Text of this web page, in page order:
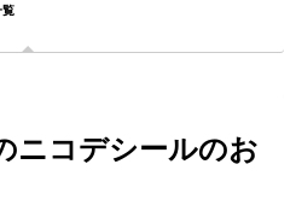
ニコデシールのお